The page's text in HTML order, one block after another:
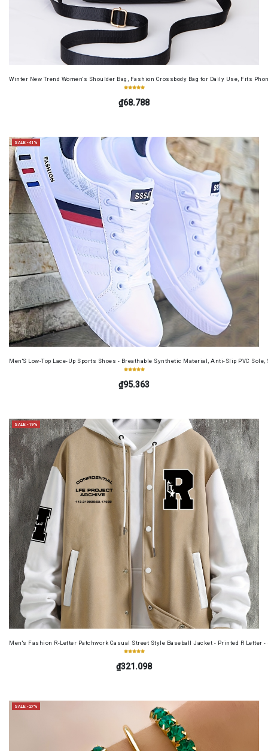
Winter New Trend Women's Shoulder Bag, Fashion Crossbody Bag for Daily Use, Fits
₫68.788
SALE -41%
Men'S Low-Top Lace-Up Sports Shoes - Breathable Synthetic Material, Anti-Slip PVC
₫95.363
SALE -19%
Men's Fashion R-Letter Patchwork Casual Street Style Baseball Jacket - Printed R Letter -
₫321.098
SALE -27%